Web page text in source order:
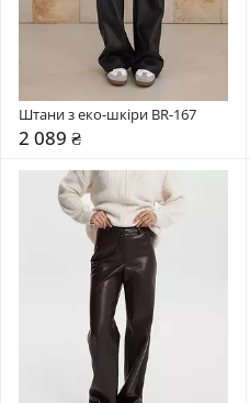
Штани з еко-шкіри BR-167
2 089 ₴